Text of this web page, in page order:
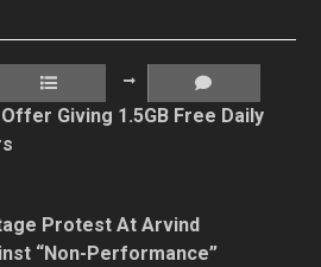
Giving 1.5GB Free Daily
Protest At Arvind
“Non-Performance”